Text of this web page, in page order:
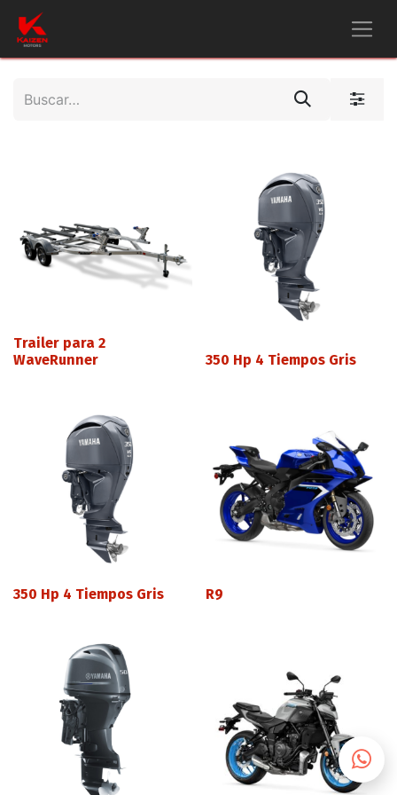
Trailer para 2
WaveRunner
350 Hp 4 Tiempos Gris
350 Hp 4 Tiempos Gris R9